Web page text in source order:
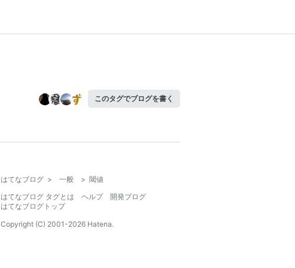
このタグでブログを書く
はてなブログ > 一般 > 閾値
はてなブログ タグとは
ヘルプ
開発ブログ
はてなブログトップ
Copyright (C) 2001-2026 Hatena.